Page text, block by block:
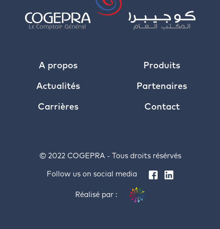
A propos Produits
Actualités Partenaires
Carrières Contact
© 2022 COGEPRA - Tous droits résérvés
Follow us on social media
Réalisé par :